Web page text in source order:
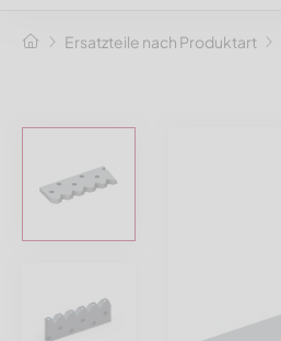
Ersatzteile nach Produktart